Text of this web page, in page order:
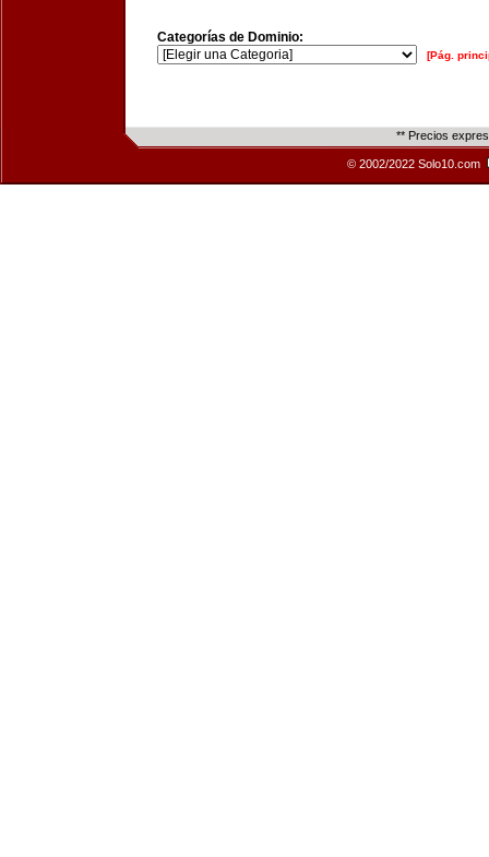
Categorías de Dominio:
[Pág.
** Precios
© 2002/2022 Solo10.com